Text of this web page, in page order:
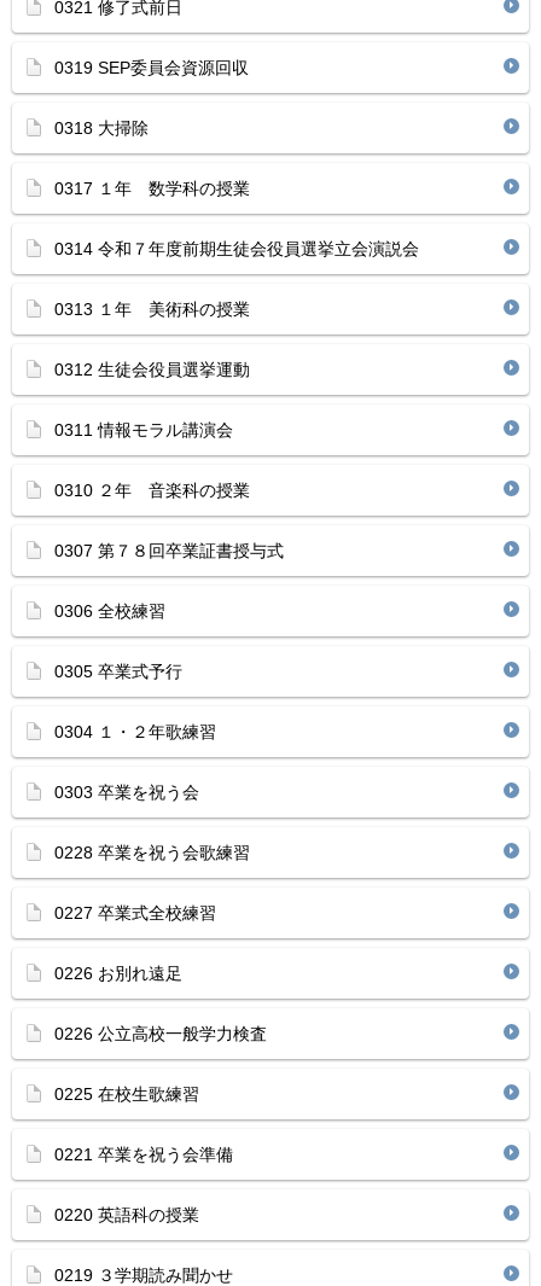
0321 修了式前日
0319 SEP委員会資源回収
0318 大掃除
0317 １年 数学科の授業
0314 令和７年度前期生徒会役員選挙立会演説会
0313 １年 美術科の授業
0312 生徒会役員選挙運動
0311 情報モラル講演会
0310 ２年 音楽科の授業
0307 第７８回卒業証書授与式
0306 全校練習
0305 卒業式予行
0304 １・２年歌練習
0303 卒業を祝う会
0228 卒業を祝う会歌練習
0227 卒業式全校練習
0226 お別れ遠足
0226 公立高校一般学力検査
0225 在校生歌練習
0221 卒業を祝う会準備
0220 英語科の授業
0219 ３学期読み聞かせ